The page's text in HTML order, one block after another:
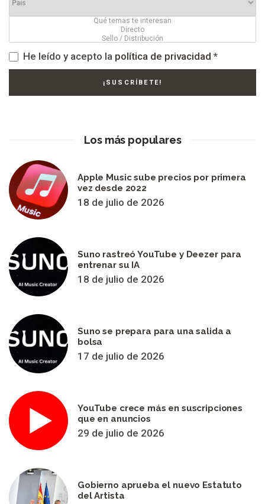
He leído y acepto la política de privacidad *
Los más populares
Apple Music sube precios por primera
vez desde 2022
18 de julio de 2026
Suno rastreó YouTube y Deezer para
entrenar su IA
18 de julio de 2026
Suno se prepara para una salida a
bolsa
17 de julio de 2026
YouTube crece más en suscripciones
que en anuncios
29 de julio de 2026
Gobierno aprueba el nuevo Estatuto
del Artista